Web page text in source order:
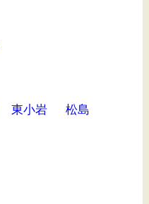
東小岩
松島